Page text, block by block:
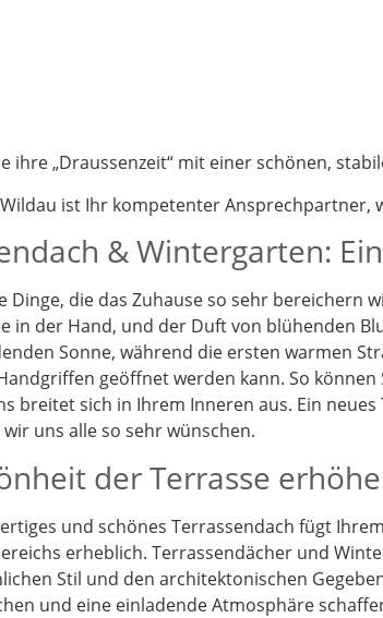
ihre „Draussenzeit“ mit einer schönen,
ist Ihr kompetenter Ansprechpartner,
& Wintergarten:
Dinge, die das Zuhause so sehr bereichern
in der Hand, und der Duft von blühenden
Sonne, während die ersten warmen
geöffnet werden kann. So
breitet sich in Ihrem Inneren aus. Ein
uns alle so sehr wünschen.
der Terrasse
und schönes Terrassendach fügt
erheblich. Terrassendächer und
Stil und den architektonischen
und eine einladende Atmosphäre